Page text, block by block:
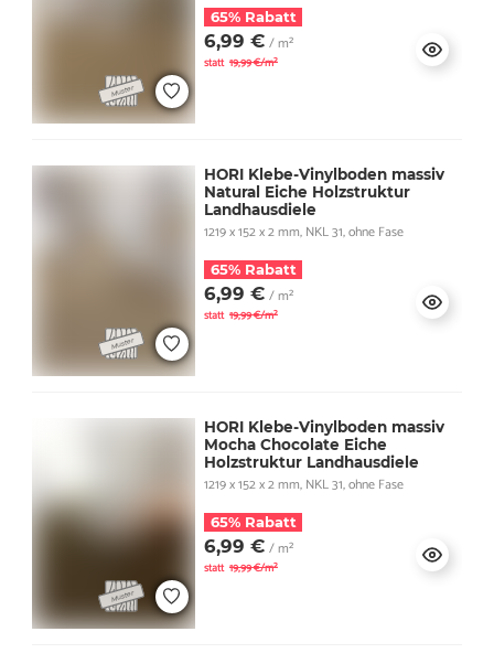
65% Rabatt
6,99 € / m²
statt 19,99 €/m²
HORI Klebe-Vinylboden massiv
Natural Eiche Holzstruktur
Landhausdiele
1219 x 152 x 2 mm, NKL 31, ohne Fase
65% Rabatt
6,99 € / m²
statt 19,99 €/m²
HORI Klebe-Vinylboden massiv
Mocha Chocolate Eiche
Holzstruktur Landhausdiele
1219 x 152 x 2 mm, NKL 31, ohne Fase
65% Rabatt
6,99 € / m²
statt 19,99 €/m²